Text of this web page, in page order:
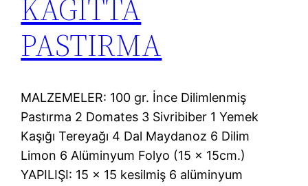
KAĞITTA
PASTIRMA
MALZEMELER: 100 gr. İnce Dilimlenmiş
Pastırma 2 Domates 3 Sivribiber 1 Yemek
Kaşığı Tereyağı 4 Dal Maydanoz 6 Dilim
Limon 6 Alüminyum Folyo (15 x 15cm.)
YAPILIŞI: 15 x 15 kesilmiş 6 alüminyum